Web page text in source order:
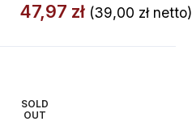
47,97 zł (39,00 złnetto)
SOLD
OUT